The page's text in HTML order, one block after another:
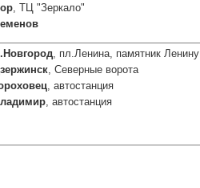
, ТЦ "Зеркало"
, пл.Ленина, памятник Ленину
, Северные ворота
, автостанция
, автостанция